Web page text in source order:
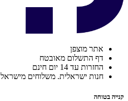
אתר מוצפן
דף התשלום מאובטח
החזרות עד 14 יום חינם
חנות ישראלית. משלוחים מישראל
קנייה בטוחה